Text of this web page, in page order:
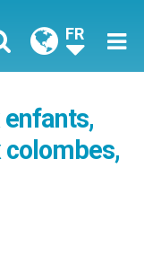
FR
colombes,